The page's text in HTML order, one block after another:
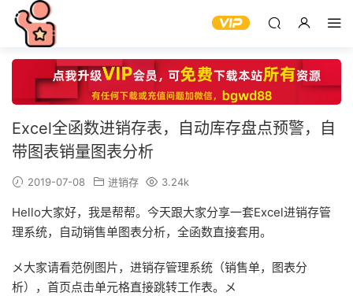
Excel全函数进销存表，自动库存盘点预警，自
带图表销量图表分析
2019-07-08 进销存 3.24k
Hello大家好，我是帮帮。今天跟大家分享一套Excel进销存管
理系统，自动销售单图表分析，全函数直接套用。
メ大家请看范例图片，进销存管理系统（销售单，图表分
析），首页点击单元格直接跳转工作表。メ